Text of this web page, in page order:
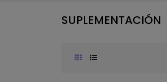
SUPLEMENTACIÓN